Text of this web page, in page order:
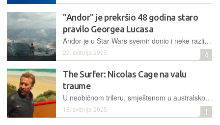
"Andor" je prekršio 48 godina staro
pravilo Georgea Lucasa
Andor je u Star Wars svemir donio i neke razlike u odnosu na ostatak franšize, a jedna od njih krši nepisano Lucasovo pravilo
22. svibnja 2025. 4
The Surfer: Nicolas Cage na valu
traume
U neobičnom trileru, smještenom u australskom obalnom gradu, ambiciozni surfer se suočava s traumom, mačizmom i nasiljem
18. svibnja 2025. 1